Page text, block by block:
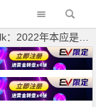
好的一年。但那却是一场灾难